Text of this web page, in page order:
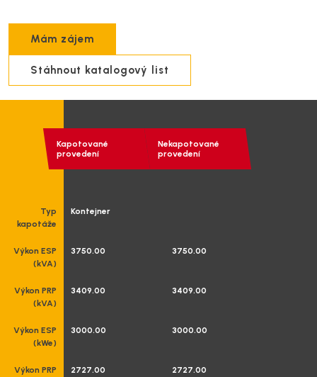
Softwarové
řešení
Technická
rezidenční
projekty
Mám zájem
Stáhnout katalogový list
Kapotované
provedení
Nekapotované
provedení
Typ
kapotáže
Kontejner
Výkon ESP
(kVA)
3750.00 3750.00
Výkon PRP
(kVA)
3409.00 3409.00
Výkon ESP
(kWe)
3000.00 3000.00
Výkon PRP
2727.00 2727.00